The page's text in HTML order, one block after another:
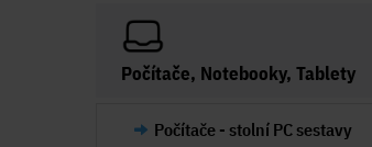
Počítače, Notebooky, Tablety
Počítače - stolní PC sestavy